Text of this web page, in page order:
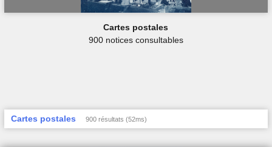
Cartes postales
900 notices consultables
Cartes postales 900 résultats (52ms)